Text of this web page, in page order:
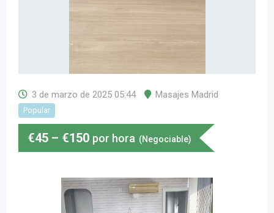
3 de marzo de 2025 05:44 Masajes Madrid
Popular
€45 – €150 por hora (Negociable)